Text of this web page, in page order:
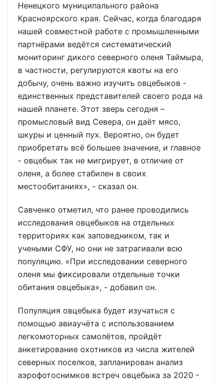
Ненецкого муниципального района
Красноярского края. Сейчас, когда благодаря
нашей совместной работе с промышленными
партнёрами ведётся систематический
мониторинг дикого северного оленя Таймыра,
в частности, регулируются квоты на его
добычу, очень важно изучить овцебыков -
единственных представителей своего рода на
нашей планете. Этот зверь сегодня –
промысловый вид Севера, он даёт мясо,
шкуры и ценный пух. Вероятно, он будет
приобретать всё большее значение, и главное
- овцебык так не мигрирует, в отличие от
оленя, а более стабилен в своих
местообитаниях», - сказал он.
Савченко отметил, что ранее проводились
исследования овцебыков на отдельных
территориях как заповедником, так и
учеными СФУ, но они не затрагивали всю
популяцию. «При исследовании северного
оленя мы фиксировали отдельные точки
обитания овцебыка», - добавил он.
Популяция овцебыка будет изучаться с
помощью авиаучёта с использованием
легкомоторных самолётов, пройдёт
анкетирование охотников из числа жителей
северных поселков, запланирован анализ
аэрофотоснимков встреч овцебыка за 2020 -